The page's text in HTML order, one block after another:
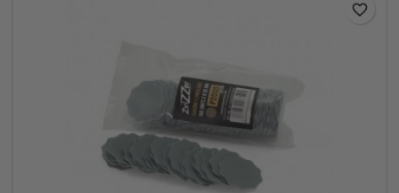
favorite_border